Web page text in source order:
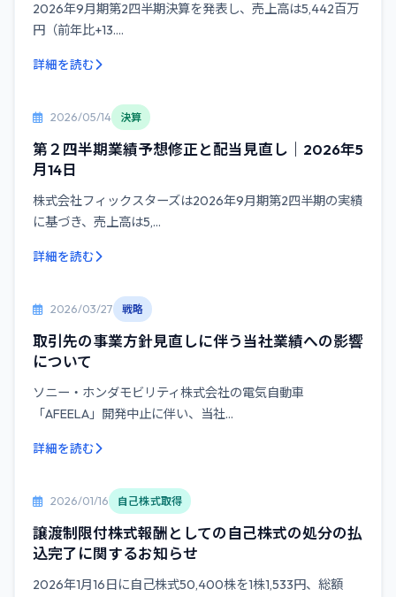
2026年9月期第2四半期決算を発表し、売上高は5,442百万
円（前年比+13....
詳細を読む
2026/05/14 決算
第２四半期業績予想修正と配当見直し｜2026年5
月14日
株式会社フィックスターズは2026年9月期第2四半期の実績
に基づき、売上高は5,...
詳細を読む
2026/03/27 戦略
取引先の事業方針見直しに伴う当社業績への影響
について
ソニー・ホンダモビリティ株式会社の電気自動車
「AFEELA」開発中止に伴い、当社...
詳細を読む
2026/01/16 自己株式取得
譲渡制限付株式報酬としての自己株式の処分の払
込完了に関するお知らせ
2026年1月16日に自己株式50,400株を1株1,533円、総額